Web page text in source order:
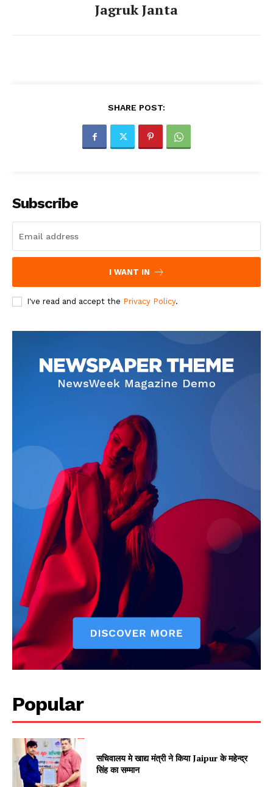
Jagruk Janta
SHARE POST:
Subscribe
I WANT IN
I've read and accept the Privacy Policy.
Popular
सचिवालय मे खाद्य मंत्री ने किया Jaipur के महेन्द्र
सिंह का सम्मान